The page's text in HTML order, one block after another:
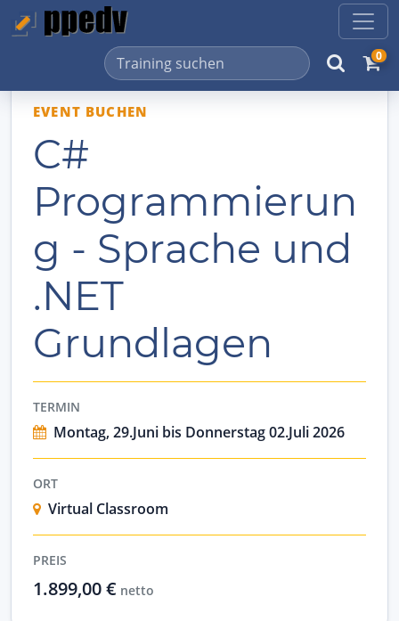
0
EVENT BUCHEN
C#
Programmierun
g - Sprache und
.NET
Grundlagen
TERMIN
Montag, 29.Juni bis Donnerstag 02.Juli 2026
ORT
Virtual Classroom
PREIS
1.899,00 € netto